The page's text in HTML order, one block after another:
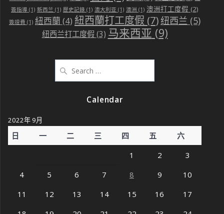
簽指導 (1) 新西兰 (1) 歷史記錄 (1) 澳大利亚 (1) 澳洲 (1) 澳洲打工度假 (2)
簽證費 (1) 紐西蘭 (4) 紐西蘭打工度假 (7) 纽西兰 (5)
纽西兰打工度假 (3) 马来西亚 (9)
for:
Calendar
2022年 9月
日 一 二 三 四 五
六
1
2
3
4
5 6 7 8 9
10
11
12 13 14 15 16
17